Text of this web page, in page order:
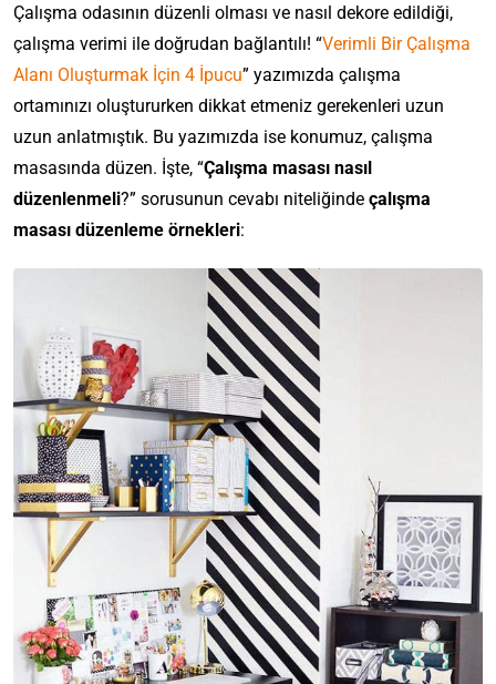
Çalışma odasının düzenli olması ve nasıl dekore edildiği,
çalışma verimi ile doğrudan bağlantılı! “Verimli Bir Çalışma
Alanı Oluşturmak İçin 4 İpucu” yazımızda çalışma
ortamınızı oluştururken dikkat etmeniz gerekenleri uzun
uzun anlatmıştık. Bu yazımızda ise konumuz, çalışma
masasında düzen. İşte, “Çalışma masası nasıl
düzenlenmeli?” sorusunun cevabı niteliğinde çalışma
masası düzenleme örnekleri: